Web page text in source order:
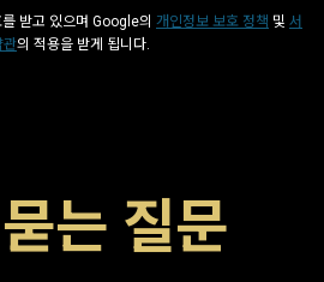
받고 있으며 Google의 개인정보 보호 정책 및 서
관의 적용을 받게 됩니다.
는 질문
특수 코드입니다. 코드에는 일반적
할 수 있는 만료일이 존재하며 만
에서는 여러분의 워프레임 계정이